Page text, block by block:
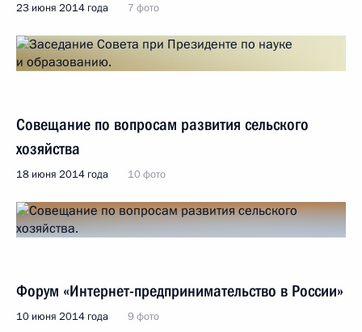
23 июня 2014 года 7 фото
Совещание по вопросам развития сельского
хозяйства
18 июня 2014 года 10 фото
Форум «Интернет-предпринимательство в России»
10 июня 2014 года 9 фото